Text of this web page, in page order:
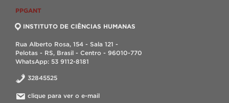
PPGANT
INSTITUTO DE CIÊNCIAS HUMANAS
Rua Alberto Rosa, 154 - Sala 121 -
Pelotas - RS, Brasil - Centro - 96010-770
WhatsApp: 53 9112-8181
32845525
clique para ver o e-mail